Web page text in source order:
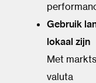
Gebruik
lokaal zijn
Met
valuta